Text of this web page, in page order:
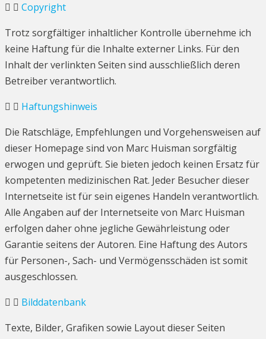
Copyright
Trotz sorgfältiger inhaltlicher Kontrolle übernehme ich
keine Haftung für die Inhalte externer Links. Für den
Inhalt der verlinkten Seiten sind ausschließlich deren
Betreiber verantwortlich.
Haftungshinweis
Die Ratschläge, Empfehlungen und Vorgehensweisen auf
dieser Homepage sind von Marc Huisman sorgfältig
erwogen und geprüft. Sie bieten jedoch keinen Ersatz für
kompetenten medizinischen Rat. Jeder Besucher dieser
Internetseite ist für sein eigenes Handeln verantwortlich.
Alle Angaben auf der Internetseite von Marc Huisman
erfolgen daher ohne jegliche Gewährleistung oder
Garantie seitens der Autoren. Eine Haftung des Autors
für Personen-, Sach- und Vermögensschäden ist somit
ausgeschlossen.
Bilddatenbank
Texte, Bilder, Grafiken sowie Layout dieser Seiten